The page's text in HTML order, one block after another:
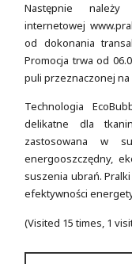
Następnie
internetowej
od dokonania
Promocja trwa od
puli przeznaczonej na
Technologia
delikatne dla
zastosowana w
energooszczędny,
suszenia ubrań.
efektywności
(Visited 15 times, 1